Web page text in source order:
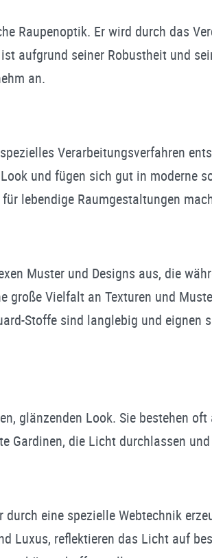
Raupenoptik. Er wird durch das
aufgrund seiner Robustheit und
an.
Verarbeitungsverfahren
und fügen sich gut in moderne
lebendige Raumgestaltungen
Muster und Designs aus, die
große Vielfalt an Texturen und
Stoffe sind langlebig und eignen
glänzenden Look. Sie bestehen
die Licht durchlassen
eine spezielle Webtechnik
Luxus, reflektieren das Licht auf